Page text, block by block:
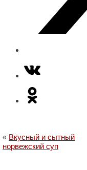
« Вкусный и сытный
норвежский суп